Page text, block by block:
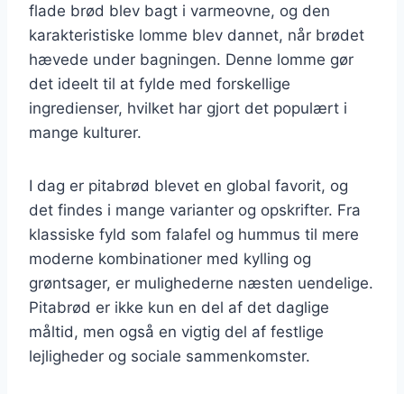
flade brød blev bagt i varmeovne, og den
karakteristiske lomme blev dannet, når brødet
hævede under bagningen. Denne lomme gør
det ideelt til at fylde med forskellige
ingredienser, hvilket har gjort det populært i
mange kulturer.
I dag er pitabrød blevet en global favorit, og
det findes i mange varianter og opskrifter. Fra
klassiske fyld som falafel og hummus til mere
moderne kombinationer med kylling og
grøntsager, er mulighederne næsten uendelige.
Pitabrød er ikke kun en del af det daglige
måltid, men også en vigtig del af festlige
lejligheder og sociale sammenkomster.